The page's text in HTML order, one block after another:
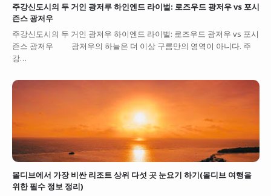
주강신도시의 두 거인 광저루 하인엔드 라이벌: 로즈우드 광저우 vs 포시
즌스 광저우
주강신도시의 두 거인 광저우 하이엔드 라이벌: 로즈우드 광저우 vs 포시
즌스 광저우 광저우의 하늘은 더 이상 구름만의 영역이 아니다. 주
강…
몰디브에서 가장 비싼 리조트 상위 다섯 곳 눈요기 하기(몰디브 여행을
위한 필수 정보 정리)